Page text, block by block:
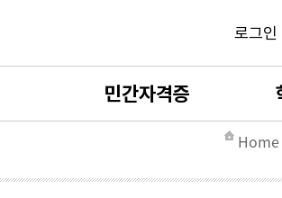
로그인
민간자격증
Home